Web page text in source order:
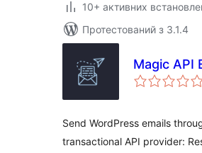
10+ активних
Протестований з 3.1.4
Magic API
Send WordPress emails
transactional API provider: